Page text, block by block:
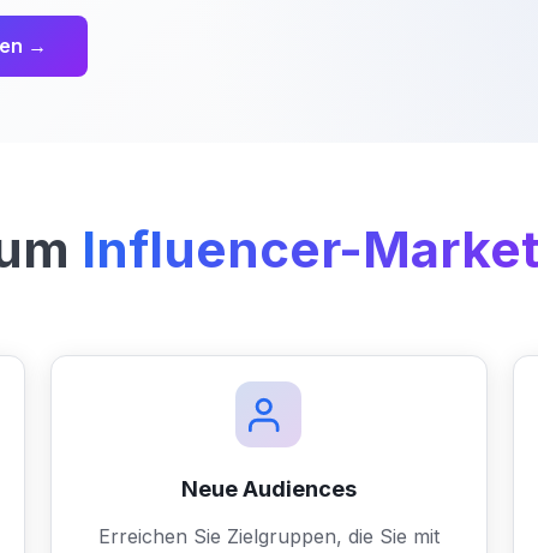
→
Influencer-
Neue Audiences
Erreichen Sie Zielgruppen, die Sie mit